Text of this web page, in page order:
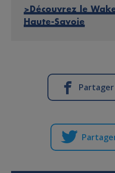
>Découvrez le
Haute-Savoie